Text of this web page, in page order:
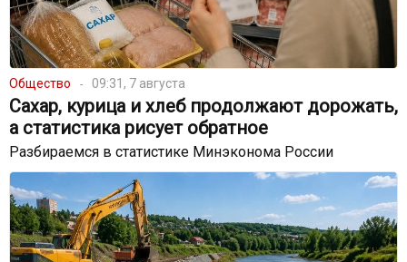
Общество 09:31, 7 августа
Сахар, курица и хлеб продолжают дорожать,
а статистика рисует обратное
Разбираемся в статистике Минэконома России